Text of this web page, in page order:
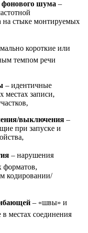
шума –
на стыке монтируемых
короткие или
темпом речи
– идентичные
местах записи,
выключения –
при запуске и
– нарушения
форматов,
кодировании/
– «швы» и
местах соединения